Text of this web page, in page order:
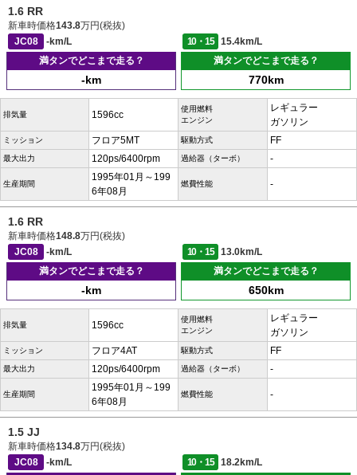
1.6 RR
新車時価格143.8万円(税抜)
JC08
-km/L 10・15
15.4km/L
満タンでどこまで走る？
-km
満タンでどこまで走る？
770km
排気量 1596cc
使用燃料
エンジン
レギュラー
ガソリン
ミッション フロア5MT 駆動方式 FF
最大出力 120ps/6400rpm 過給器（ターボ） -
生産期間
1995年01月～199
6年08月
燃費性能 -
1.6 RR
新車時価格148.8万円(税抜)
JC08
-km/L 10・15
13.0km/L
満タンでどこまで走る？
-km
満タンでどこまで走る？
650km
排気量 1596cc
使用燃料
エンジン
レギュラー
ガソリン
ミッション フロア4AT 駆動方式 FF
最大出力 120ps/6400rpm 過給器（ターボ） -
生産期間
1995年01月～199
6年08月
燃費性能 -
1.5 JJ
新車時価格134.8万円(税抜)
JC08
-km/L 10・15
18.2km/L